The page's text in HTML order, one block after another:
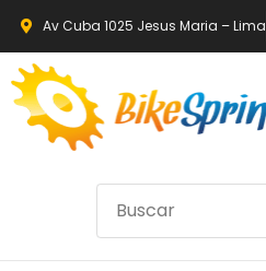
Av Cuba 1025 Jesus Maria – Lima